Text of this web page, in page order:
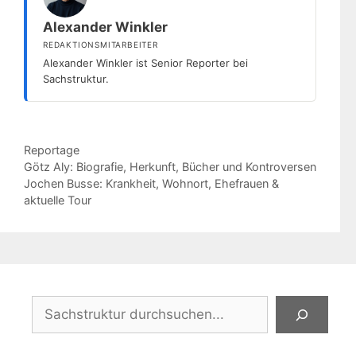
Alexander Winkler
REDAKTIONSMITARBEITER
Alexander Winkler ist Senior Reporter bei
Sachstruktur.
Kategorien
Reportage
Götz Aly: Biografie, Herkunft, Bücher und Kontroversen
Jochen Busse: Krankheit, Wohnort, Ehefrauen &
aktuelle Tour
Suchen